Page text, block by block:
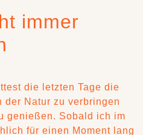
immer
die letzten Tage die
der Natur zu verbringen
genießen. Sobald ich im
für einen Moment lang